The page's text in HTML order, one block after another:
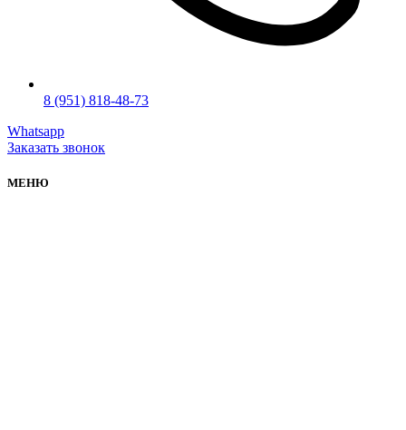
8 (951) 818-48-73
Whatsapp
Заказать звонок
МЕНЮ